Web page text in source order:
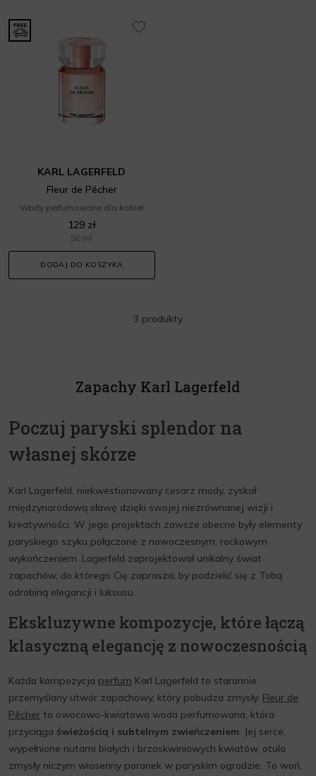
KARL LAGERFELD
Fleur de Pêcher
Wody perfumowane dla kobiet
129 zł
50 ml
DODAJ DO KOSZYKA
3 produkty
Zapachy Karl Lagerfeld
Poczuj paryski splendor na
własnej skórze
Karl Lagerfeld, niekwestionowany cesarz mody, zyskał
międzynarodową sławę dzięki swojej niezrównanej wizji i
kreatywności. W jego projektach zawsze obecne były elementy
paryskiego szyku połączone z nowoczesnym, rockowym
wykończeniem. Lagerfeld zaprojektował unikalny świat
zapachów, do którego Cię zaprasza, by podzielić się z Tobą
odrobiną elegancji i luksusu.
Ekskluzywne kompozycje, które łączą
klasyczną elegancję z nowoczesnością
Każda kompozycja perfum Karl Lagerfeld to starannie
przemyślany utwór zapachowy, który pobudza zmysły. Fleur de
Pêcher to owocowo-kwiatowa woda perfumowana, która
przyciąga świeżością i subtelnym zwieńczeniem. Jej serce,
wypełnione nutami białych i brzoskwiniowych kwiatów, otula
zmysły niczym wiosenny poranek w paryskim ogrodzie. To woń,